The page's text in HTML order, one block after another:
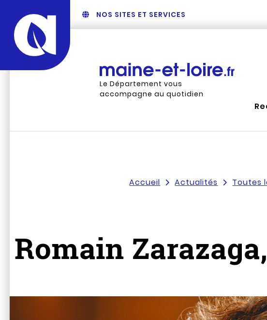
NOS SITES ET SERVICES
Le Département vous
accompagne au quotidien
Accueil Actualités Toutes
Romain